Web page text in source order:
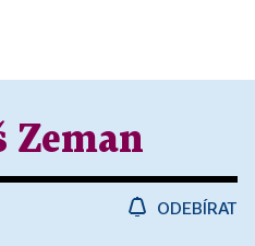
Zeman
ODEBÍRAT